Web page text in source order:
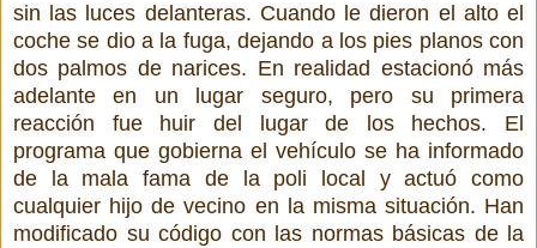
sin las luces delanteras. Cuando le dieron el alto el
coche se dio a la fuga, dejando a los pies planos con
dos palmos de narices. En realidad estacionó más
adelante en un lugar seguro, pero su primera
reacción fue huir del lugar de los hechos. El
programa que gobierna el vehículo se ha informado
de la mala fama de la poli local y actuó como
cualquier hijo de vecino en la misma situación. Han
modificado su código con las normas básicas de la